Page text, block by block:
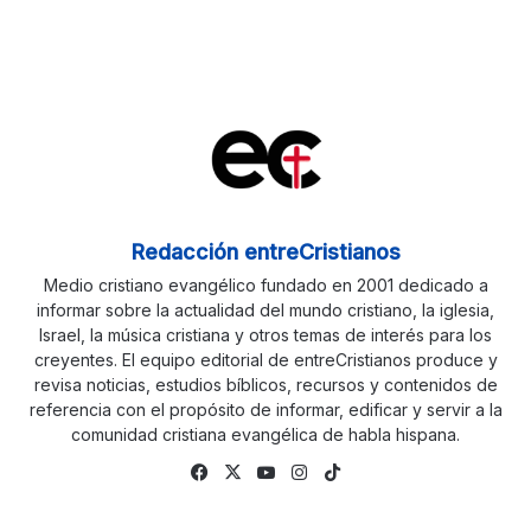
Redacción entreCristianos
Medio cristiano evangélico fundado en 2001 dedicado a
informar sobre la actualidad del mundo cristiano, la iglesia,
Israel, la música cristiana y otros temas de interés para los
creyentes. El equipo editorial de entreCristianos produce y
revisa noticias, estudios bíblicos, recursos y contenidos de
referencia con el propósito de informar, edificar y servir a la
comunidad cristiana evangélica de habla hispana.
Facebook
X YouTubeInstagram